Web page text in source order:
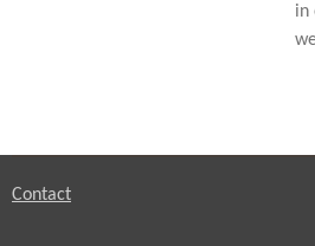
in
Contact